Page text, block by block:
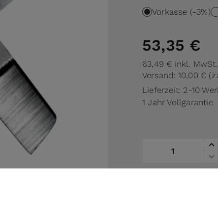
Vorkasse (-3%)
53,35 €
63,49 € inkl. MwSt.
Versand: 10,00 €
Lieferzeit: 2-10
1 Jahr Vollgarantie